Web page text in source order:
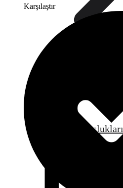
Doldurma Muslukları
Karşılaştır